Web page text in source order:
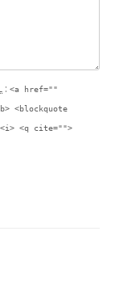
: <a href=""
<blockquote
<i> <q cite="">